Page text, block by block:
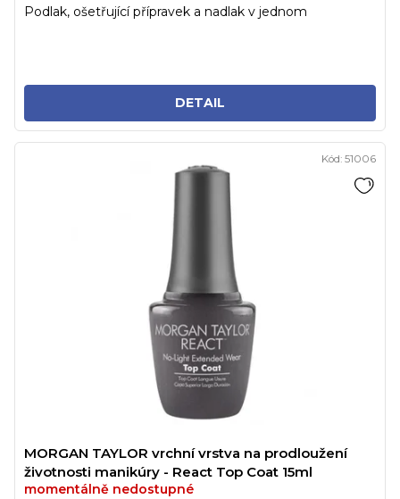
DETAIL
Podlak, ošetřující přípravek a nadlak v jednom
MORGAN TAYLOR vrchní vrstva na prodloužení
životnosti manikúry - React Top Coat 15ml
momentálně nedostupné
Kód: 51006